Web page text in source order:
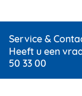
Service &
Heeft u een
50 33 00